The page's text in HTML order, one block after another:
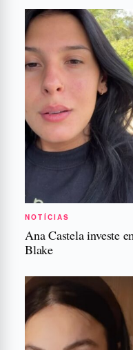
NOTÍCIAS
Ana Castela investe
Blake